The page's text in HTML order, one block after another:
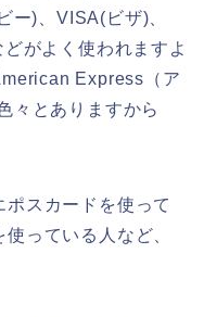
ー)、VISA(ビザ)、
がよく使われますよ
Express（ア
々とありますから
ポスカードを使って
っている人など、